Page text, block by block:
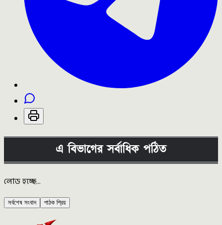
এ বিভাগের সর্বাধিক পঠিত
লোড হচ্ছে...
সর্বশেষ সংবাদ পাঠক প্রিয়